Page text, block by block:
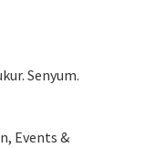
Senyum.
Events &